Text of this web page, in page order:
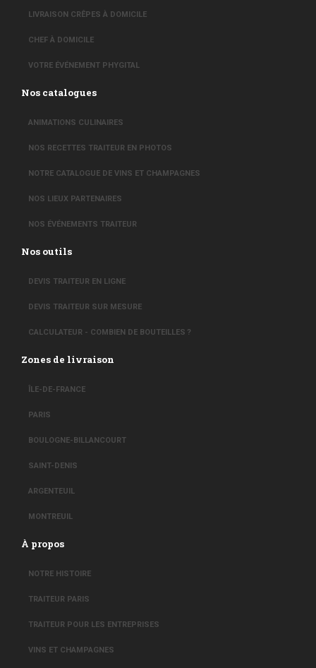
LIVRAISON CRÊPES À DOMICILE
CHEF À DOMICILE
VOTRE ÉVÉNEMENT PHYGITAL
Nos catalogues
ANIMATIONS CULINAIRES
NOS RECETTES TRAITEUR EN PHOTOS
NOTRE CATALOGUE DE VINS ET CHAMPAGNES
NOS LIEUX PARTENAIRES
NOS ÉVÉNEMENTS TRAITEUR
Nos outils
DEVIS TRAITEUR EN LIGNE
DEVIS TRAITEUR SUR MESURE
CALCULATEUR - COMBIEN DE BOUTEILLES ?
Zones de livraison
ÎLE-DE-FRANCE
PARIS
BOULOGNE-BILLANCOURT
SAINT-DENIS
ARGENTEUIL
MONTREUIL
À propos
NOTRE HISTOIRE
TRAITEUR PARIS
TRAITEUR POUR LES ENTREPRISES
VINS ET CHAMPAGNES